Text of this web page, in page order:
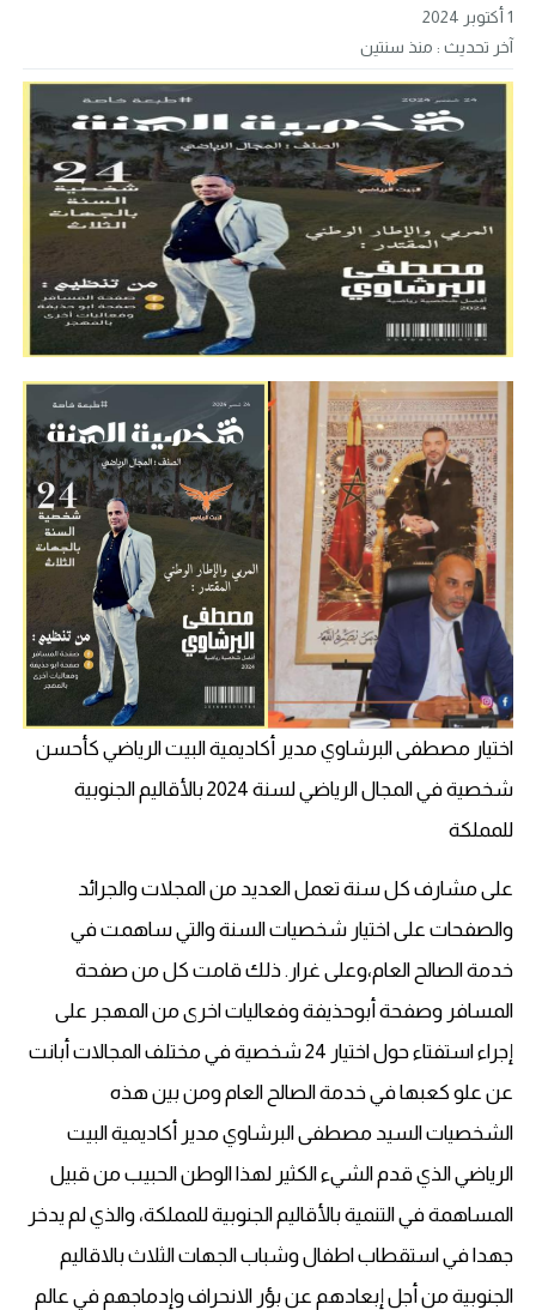
1 أكتوبر 2024
آخر تحديث : منذ سنتين
اختيار مصطفى البرشاوي مدير أكاديمية البيت الرياضي كأحسن
شخصية في المجال الرياضي لسنة 2024 بالأقاليم الجنوبية
للمملكة
على مشارف كل سنة تعمل العديد من المجلات والجرائد
والصفحات على اختيار شخصيات السنة والتي ساهمت في
خدمة الصالح العام،وعلى غرار. ذلك قامت كل من صفحة
المسافر وصفحة أبوحذيفة وفعاليات اخرى من المهجر على
إجراء استفتاء حول اختيار 24 شخصية في مختلف المجالات أبانت
عن علو كعبها في خدمة الصالح العام ومن بين هذه
الشخصيات السيد مصطفى البرشاوي مدير أكاديمية البيت
الرياضي الذي قدم الشيء الكثير لهذا الوطن الحبيب من قبيل
المساهمة في التنمية بالأقاليم الجنوبية للمملكة، والذي لم يدخر
جهدا في استقطاب اطفال وشباب الجهات الثلاث بالاقاليم
الجنوبية من أجل إبعادهم عن بؤر الانحراف وإدماجهم في عالم